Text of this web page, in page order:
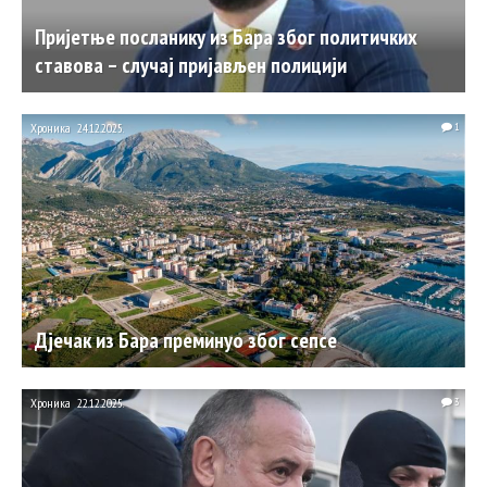
Пријетње посланику из Бара због политичких
ставова – случај пријављен полицији
Дјечак из Бара преминуо због сепсе
Хроника 24.12.2025. 1
Хроника 22.12.2025. 3